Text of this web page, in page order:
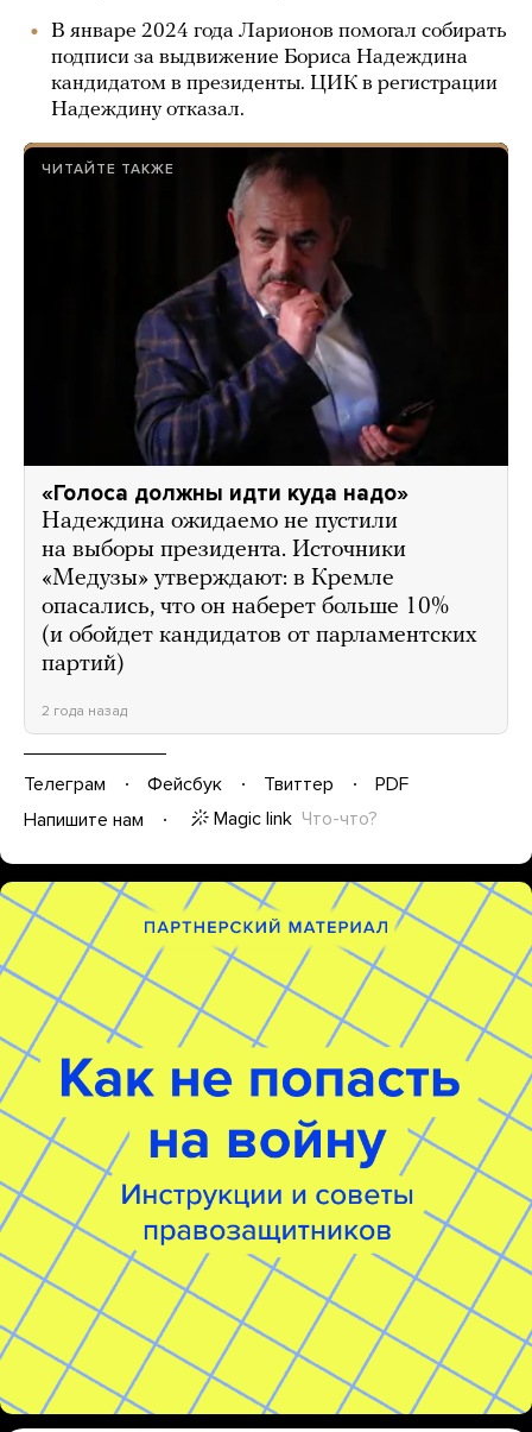
В январе 2024 года Ларионов помогал собирать
подписи за выдвижение Бориса Надеждина
кандидатом в президенты. ЦИК в регистрации
Надеждину отказал.
ЧИТАЙТЕ ТАКЖЕ
«Голоса должны идти куда надо»
Надеждина ожидаемо не пустили
на выборы президента. Источники
«Медузы» утверждают: в Кремле
опасались, что он наберет больше 10%
(и обойдет кандидатов от парламентских
партий)
2 года назад
Телеграм Фейсбук Твиттер
PDF
Напишите нам
Magic link Что-что?